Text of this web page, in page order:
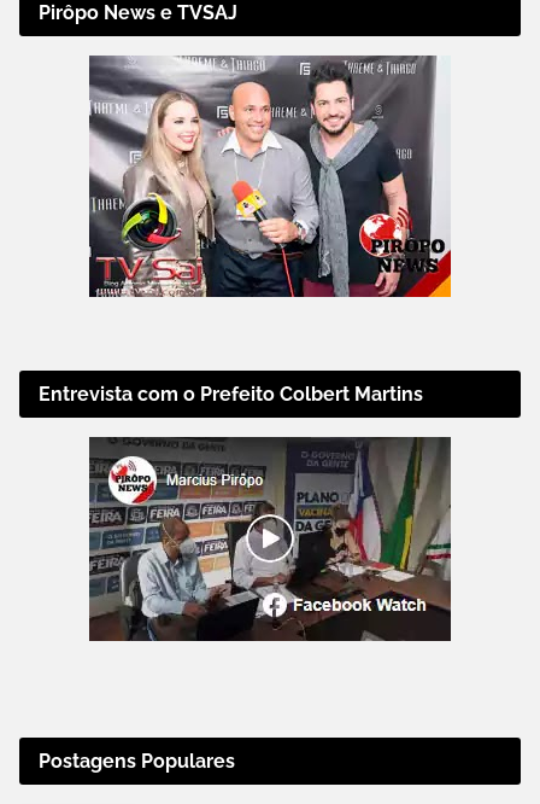
Pirôpo News e TVSAJ
Entrevista com o Prefeito Colbert Martins
Postagens Populares